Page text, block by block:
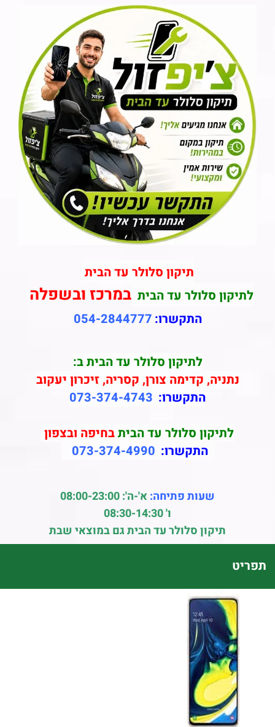
תיקון סלולר עד הבית
לתיקון סלולר עד הביתבמרכז ובשפלה
התקשרו: 054-2844777
לתיקון סלולר עד הבית ב:
נתניה, קדימה צורן, קסריה, זיכרון יעקוב
התקשרו: 073-374-4743
לתיקון סלולר עד הביתבחיפה ובצפון
התקשרו: 073-374-4990
שעות פתיחה:א'-ה': 08:00-23:00
ו' 08:30-14:30
תיקון סלולר עד הבית גם במוצאי שבת
תפריט